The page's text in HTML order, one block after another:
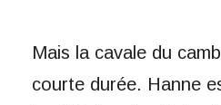
Mais la cavale du
courte durée. Hanne